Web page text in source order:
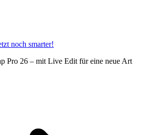
noch smarter!
Pro 26 – mit Live Edit für eine neue Art